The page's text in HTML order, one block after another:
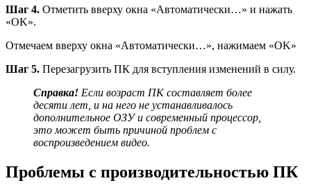
Шаг 4. Отметить вверху окна «Автоматически…» и нажать
«OK».
Отмечаем вверху окна «Автоматически…», нажимаем «OK»
Шаг 5. Перезагрузить ПК для вступления изменений в силу.
Справка! Если возраст ПК составляет более
десяти лет, и на него не устанавливалось
дополнительное ОЗУ и современный процессор,
это может быть причиной проблем с
воспроизведением видео.
Проблемы с производительностью ПК